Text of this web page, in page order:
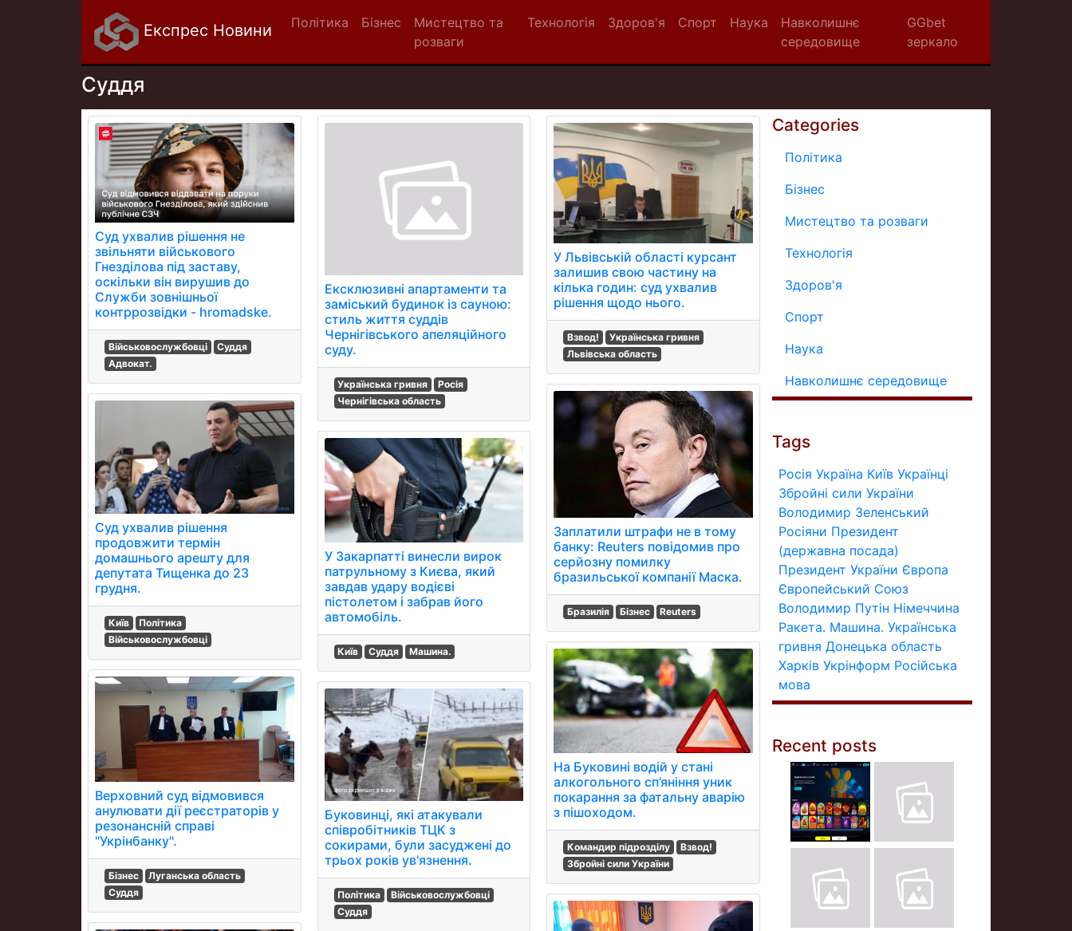
Експрес Новини Політика Бізнес
Мистецтво та
розваги
Технологія Здоров'я Спорт Наука
Навколишнє
середовище
GGbet
зеркало
Суддя
Суд ухвалив рішення не
звільняти військового
Гнезділова під заставу,
оскільки він вирушив до
Служби зовнішньої
контррозвідки - hromadske.
Військовослужбовці
Суддя
Адвокат.
Суд ухвалив рішення
продовжити термін
домашнього арешту для
депутата Тищенка до 23
грудня.
Київ
Політика
Військовослужбовці
Верховний суд відмовився
анулювати дії реєстраторів у
резонансній справі
"Укрінбанку".
Бізнес
Луганська область
Суддя
Ексклюзивні апартаменти та
заміський будинок із сауною:
стиль життя суддів
Чернігівського апеляційного
суду.
Українська гривня
Росія
Чернігівська область
У Закарпатті винесли вирок
патрульному з Києва, який
завдав удару водієві
пістолетом і забрав його
автомобіль.
Київ Суддя Машина.
Буковинці, які атакували
співробітників ТЦК з
сокирами, були засуджені до
трьох років ув'язнення.
Політика
Військовослужбовці
Суддя
У Львівській області курсант
залишив свою частину на
кілька годин: суд ухвалив
рішення щодо нього.
Взвод!
Українська гривня
Львівська область
Заплатили штрафи не в тому
банку: Reuters повідомив про
серйозну помилку
бразильської компанії Маска.
Бразилія Бізнес Reuters
На Буковині водій у стані
алкогольного сп’яніння уник
покарання за фатальну аварію
з пішоходом.
Командир підрозділу
Взвод!
Збройні сили України
Categories
Політика
Бізнес
Мистецтво та розваги
Технологія
Здоров'я
Спорт
Наука
Навколишнє середовище
Tags
Росія Україна Київ Українці
Збройні сили України
Володимир Зеленський
Росіяни Президент
(державна посада)
Президент України Європа
Європейський Союз
Володимир Путін Німеччина
Ракета. Машина. Українська
гривня Донецька область
Харків Укрінформ Російська
мова
Recent posts